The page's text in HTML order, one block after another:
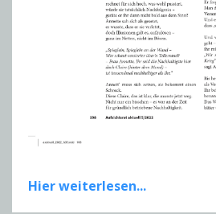
Hier weiterlesen...